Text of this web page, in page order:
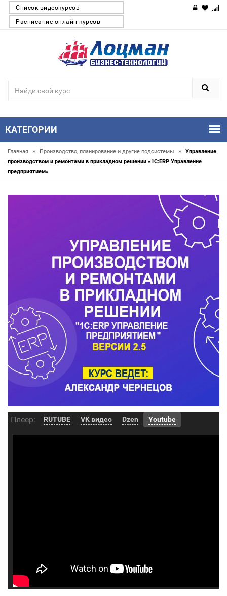
Список видеокурсов
Расписание онлайн-курсов
КАТЕГОРИИ
Главная » Производство, планирование и другие подсистемы »
Управление
производством и ремонтами в прикладном решении «1С:ERP Управление
предприятием»
Плеер: RUTUBE VK видео Dzen Youtube